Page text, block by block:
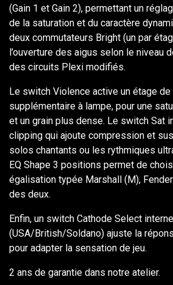
(Gain 1 et Gain 2), permettant un
de la saturation et du caractère
deux commutateurs Bright (un par
l’ouverture des aigus selon le niveau
des circuits Plexi modifiés.
Le switch Violence active un étage de
supplémentaire à lampe, pour une
et un grain plus dense. Le switch Sat
clipping qui ajoute compression et
solos chantants ou les rythmiques
EQ Shape 3 positions permet de
égalisation typée Marshall (M),
des deux.
Enfin, un switch Cathode Select interne
(USA/British/Soldano) ajuste la
pour adapter la sensation de jeu.
2 ans de garantie dans notre atelier.